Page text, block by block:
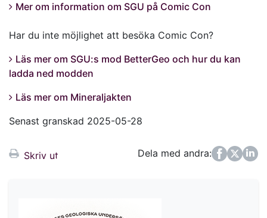
Mer om information om SGU på Comic Con
Har du inte möjlighet att besöka Comic Con?
Läs mer om SGU:s mod BetterGeo och hur du kan
ladda ned modden
Läs mer om Mineraljakten
Senast granskad 2025-05-28
Skriv ut Dela med andra:
FacebookTwitter
LinkedIn